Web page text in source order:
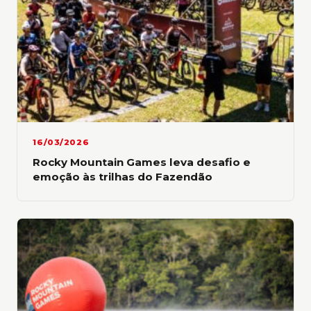
CANICROSS
Uma novidade para a etapa de Atibaia foi a
participação de novatos. Entre os inscritos,
50% eram estreantes na prova em que cães
e tutores correm juntos. O espanhol Álvaro
porque encarou sua segunda participação e
venceu. “A prova é ótima e bem organizada.
ano passado (terminou em sétimo lugar) e
desta vez subiu ao lugar mais alto do pódio
com Lena, uma SRD (sem raça definida) de
cinco anos, adotada quando tinha um ano, no
Equador.
16/03/2026
Rocky Mountain Games leva desafio e
emoção às trilhas do Fazendão